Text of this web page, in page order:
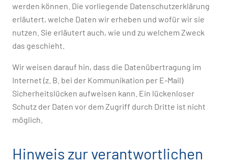
werden können. Die vorliegende Datenschutzerklärung
erläutert, welche Daten wir erheben und wofür wir sie
nutzen. Sie erläutert auch, wie und zu welchem Zweck
das geschieht.
Wir weisen darauf hin, dass die Datenübertragung im
Internet (z. B. bei der Kommunikation per E-Mail)
Sicherheitslücken aufweisen kann. Ein lückenloser
Schutz der Daten vor dem Zugriff durch Dritte ist nicht
möglich.
Hinweis zur verantwortlichen